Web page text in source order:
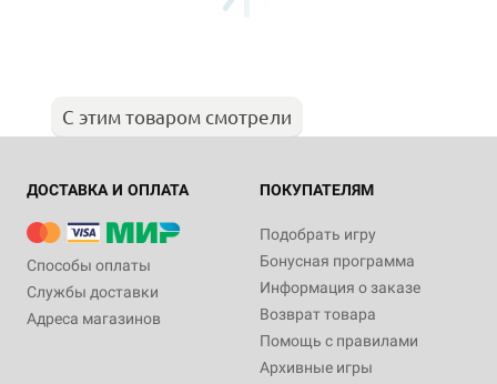
С этим товаром смотрели
ДОСТАВКА И ОПЛАТА
Способы оплаты
Службы доставки
Адреса магазинов
ПОКУПАТЕЛЯМ
Подобрать игру
Бонусная программа
Информация о заказе
Возврат товара
Помощь с правилами
Архивные игры